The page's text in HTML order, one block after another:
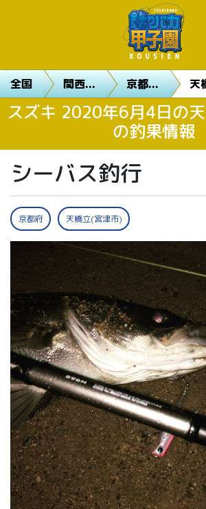
全国 関西... 京都... 天
スズキ 2020年6月4日の
の釣果情報
シーバス釣行
京都府 天橋立(宮津市)